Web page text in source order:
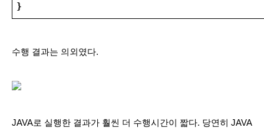
}
수행 결과는 의외였다.
JAVA로 실행한 결과가 훨씬 더 수행시간이 짧다. 당연히 JAVA